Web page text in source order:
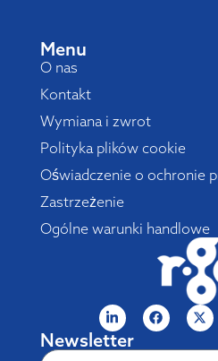
Menu
O nas
Kontakt
Wymiana i zwrot
Polityka plików cookie
Oświadczenie o ochronie
Zastrzeżenie
Ogólne warunki handlowe
Newsletter